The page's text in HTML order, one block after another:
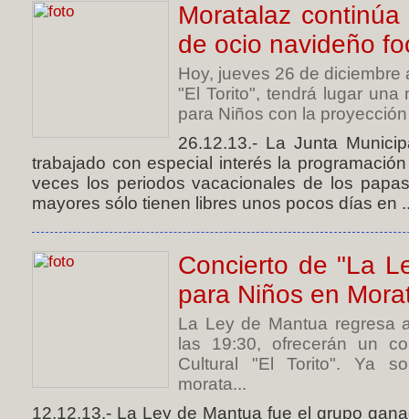
Moratalaz
de ocio navideño
Hoy, jueves 26 de
"El Torito", tendrá lugar
para Niños con la
26.12.13.- La Junta
trabajado con especial interés la
veces los periodos vacacionales de los
mayores sólo tienen libres unos pocos días en
Concierto de "La
para Niños en
La Ley de Mantua regresa
las 19:30, ofrecerán un
Cultural "El Torito". Ya
morata...
12.12.13.- La Ley de Mantua fue el grupo